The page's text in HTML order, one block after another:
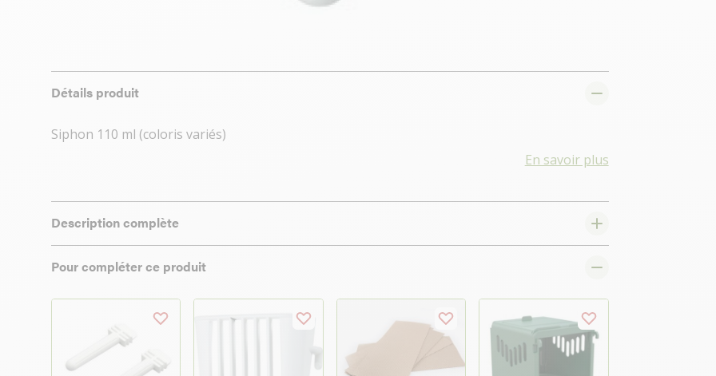
Détails produit
Siphon 110 ml (coloris variés)
En savoir plus
Description complète
Pour compléter ce produit